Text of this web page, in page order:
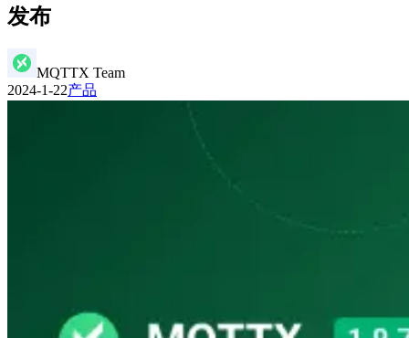
发布
MQTTX Team
2024-1-22产品